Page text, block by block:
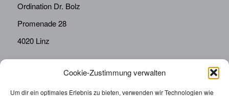
Cookie-Zustimmung verwalten
Um dir ein optimales Erlebnis zu bieten, verwenden wir Technologien wie
Ordination Dr. Bolz
Promenade 28
4020 Linz
Telefon: 0676814287655